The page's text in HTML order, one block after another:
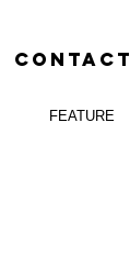
CONTACT
FEATURE